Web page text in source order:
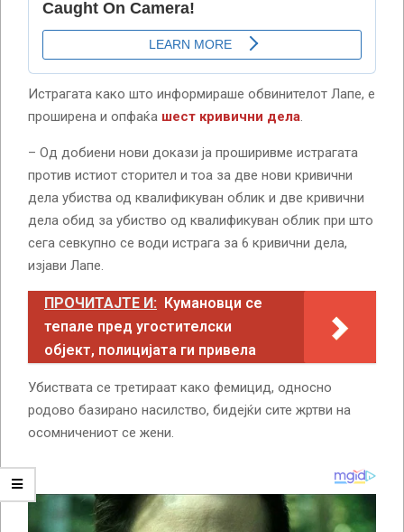
Истрагата како што информираше обвинителот Лапе, е
проширена и опфаќа шест кривични дела.
– Од добиени нови докази ја проширивме истрагата
против истиот сторител и тоа за две нови кривични
дела убиства од квалификуван облик и две кривични
дела обид за убиство од квалификуван облик при што
сега севкупно се води истрага за 6 кривични дела,
изјави Лапе.
ПРОЧИТАЈТЕ И: Кумановци се
тепале пред угостителски
објект, полицијата ги привела
Убиствата се третираат како фемицид, односно
родово базирано насилство, бидејќи сите жртви на
осомничениот се жени.